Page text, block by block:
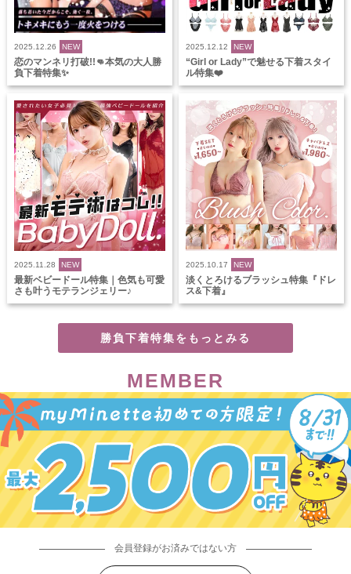
2025.12.26 NEW
恋のマンネリ打破!!👊本気の大人勝
負下着特集✨
2025.12.12 NEW
“Girl or Lady”で魅せる下着スタイ
ル特集❤️
2025.11.28 NEW
最新ベビードール特集｜色気も可愛
さも叶うモテランジェリー♪
2025.10.17 NEW
淡くとろけるブラッシュ特集『ドレ
ス&下着』
勝負下着特集をもっとみる
MEMBER
会員登録がお済みではない方